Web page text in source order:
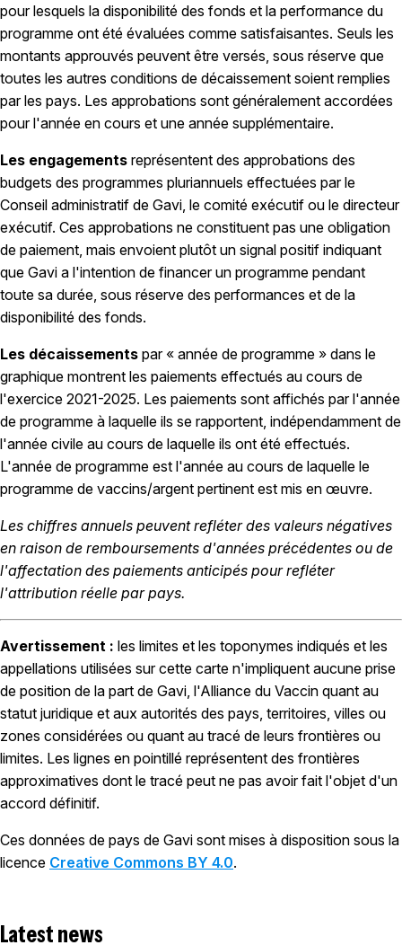
pour lesquels la disponibilité des fonds et la performance du
programme ont été évaluées comme satisfaisantes. Seuls les
montants approuvés peuvent être versés, sous réserve que
toutes les autres conditions de décaissement soient remplies
par les pays. Les approbations sont généralement accordées
pour l'année en cours et une année supplémentaire.
Les engagements représentent des approbations des
budgets des programmes pluriannuels effectuées par le
Conseil administratif de Gavi, le comité exécutif ou le directeur
exécutif. Ces approbations ne constituent pas une obligation
de paiement, mais envoient plutôt un signal positif indiquant
que Gavi a l'intention de financer un programme pendant
toute sa durée, sous réserve des performances et de la
disponibilité des fonds.
Les décaissements par « année de programme » dans le
graphique montrent les paiements effectués au cours de
l'exercice 2021-2025. Les paiements sont affichés par l'année
de programme à laquelle ils se rapportent, indépendamment de
l'année civile au cours de laquelle ils ont été effectués.
L'année de programme est l'année au cours de laquelle le
programme de vaccins/argent pertinent est mis en œuvre.
Les chiffres annuels peuvent refléter des valeurs négatives
en raison de remboursements d'années précédentes ou de
l'affectation des paiements anticipés pour refléter
l'attribution réelle par pays.
Avertissement : les limites et les toponymes indiqués et les
appellations utilisées sur cette carte n'impliquent aucune prise
de position de la part de Gavi, l'Alliance du Vaccin quant au
statut juridique et aux autorités des pays, territoires, villes ou
zones considérées ou quant au tracé de leurs frontières ou
limites. Les lignes en pointillé représentent des frontières
approximatives dont le tracé peut ne pas avoir fait l'objet d'un
accord définitif.
Ces données de pays de Gavi sont mises à disposition sous la
licence Creative Commons BY 4.0.
Latest news